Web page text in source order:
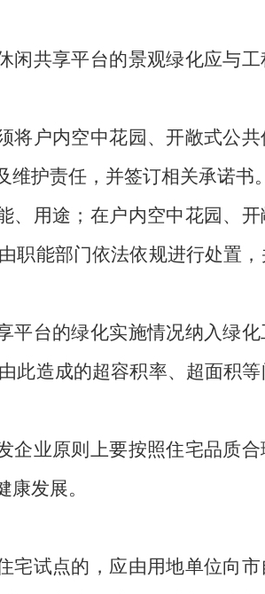
闲共享平台的景观绿化应与工
将户内空中花园、开敞式公
护责任，并签订相关承诺书。
、用途；在户内空中花园、
职能部门依法依规进行处置，
平台的绿化实施情况纳入绿
此造成的超容积率、超面积
企业原则上要按照住宅品质
发展。
宅试点的，应由用地单位向